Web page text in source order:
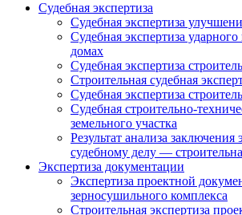
Судебная экспертиза
Судебная экспертиза
Судебная экспертиза
домах
Судебная экспертиза
Строительная судебная
Судебная экспертиза
Судебная строительно-
земельного участка
Результат анализа заключения
судебному делу —
Экспертиза документации
Экспертиза проектной
зерносушильного комплекса
Строительная экспертиза